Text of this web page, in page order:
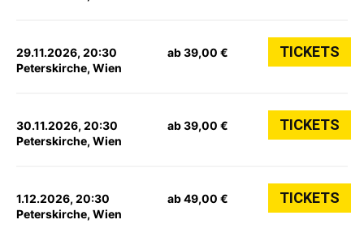
29.11.2026, 20:30
Peterskirche, Wien
ab 39,00 € TICKETS
30.11.2026, 20:30
Peterskirche, Wien
ab 39,00 € TICKETS
1.12.2026, 20:30
Peterskirche, Wien
ab 49,00 € TICKETS